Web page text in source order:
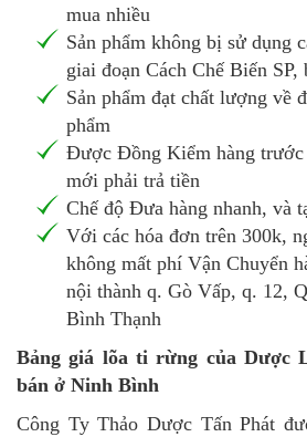
mua nhiều
Sản phẩm không bị sử dụng
giai đoạn Cách Chế Biến SP,
Sản phẩm đạt chất lượng về
phẩm
Được Đồng Kiểm hàng trước
mới phải trả tiền
Chế độ Đưa hàng nhanh, và
Với các hóa đơn trên 300k,
không mất phí Vận Chuyển
nội thành q. Gò Vấp, q. 12,
Bình Thạnh
Bảng giá lõa ti rừng của Dược
bán ở Ninh Bình
Công Ty Thảo Dược Tấn Phát